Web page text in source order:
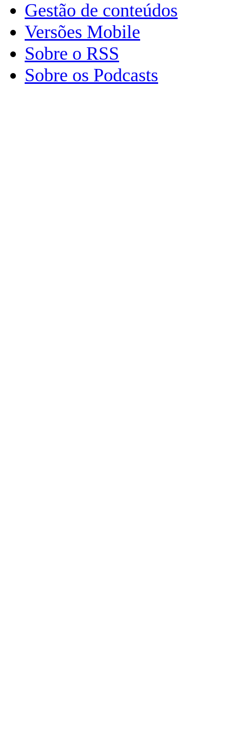
Gestão de conteúdos
Versões Mobile
Sobre o RSS
Sobre os Podcasts